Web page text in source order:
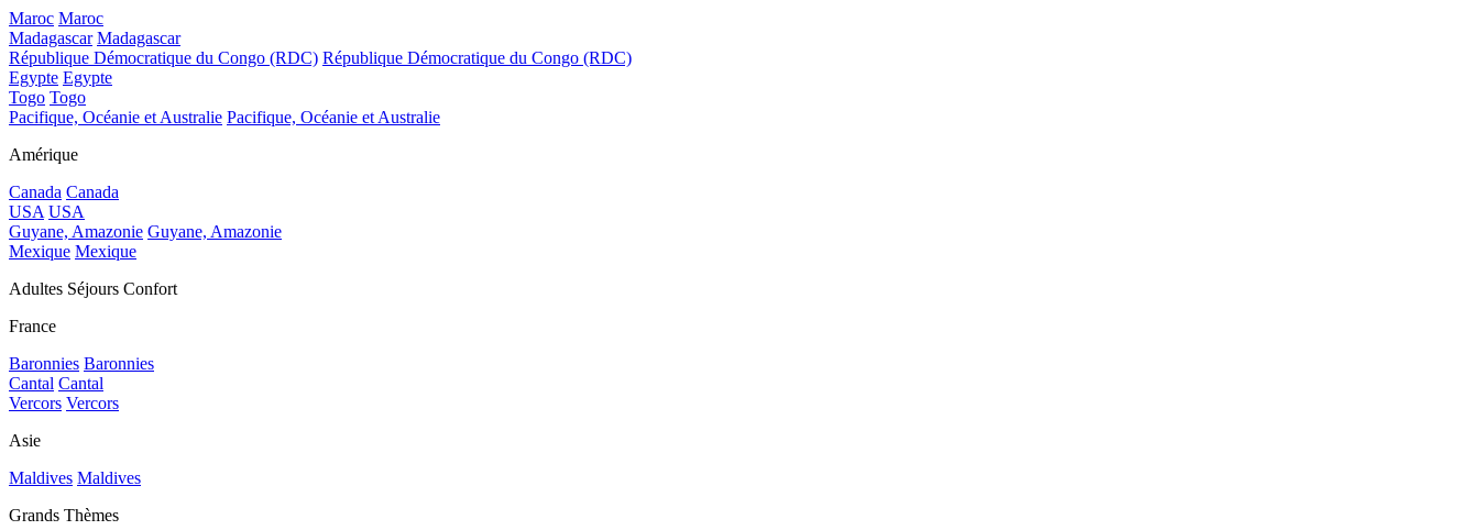
Maroc Maroc
Madagascar Madagascar
République Démocratique du Congo (RDC) République Démocratique du Congo (RDC)
Egypte Egypte
Togo Togo
Pacifique, Océanie et Australie Pacifique, Océanie et Australie
Amérique
Canada Canada
USA USA
Guyane, Amazonie Guyane, Amazonie
Mexique Mexique
Adultes Séjours Confort
France
Baronnies Baronnies
Cantal Cantal
Vercors Vercors
Asie
Maldives Maldives
Grands Thèmes